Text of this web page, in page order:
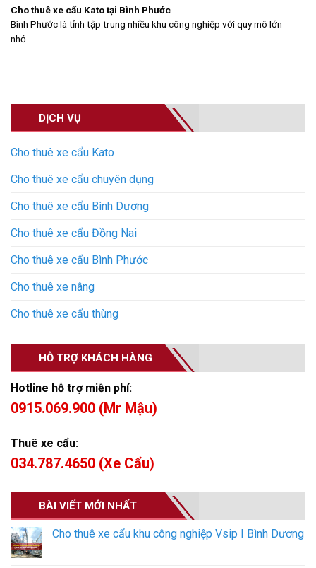
DỊCH VỤ
Cho thuê xe cẩu Kato
Cho thuê xe cẩu chuyên dụng
Cho thuê xe cẩu Bình Dương
Cho thuê xe cẩu Đồng Nai
Cho thuê xe cẩu Bình Phước
Cho thuê xe nâng
Cho thuê xe cẩu thùng
HỖ TRỢ KHÁCH HÀNG
Hotline hỗ trợ miễn phí:
0915.069.900 (Mr Mậu)
Thuê xe cẩu:
034.787.4650 (Xe Cẩu)
BÀI VIẾT MỚI NHẤT
Cho thuê xe cẩu khu công nghiệp Vsip I Bình Dương
Cho thuê xe cẩu Kato tại Bình Phước
Bình Phước là tỉnh tập trung nhiều khu công nghiệp với quy mô lớn
nhỏ...